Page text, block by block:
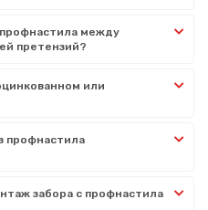
между
претензий?
или
профнастила
забора с профнастила